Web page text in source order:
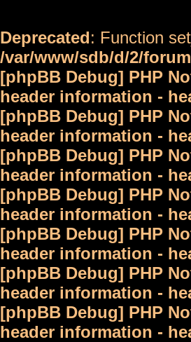
Deprecated: Function
/var/www/sdb/d/2/
[phpBB Debug] PHP
header information -
[phpBB Debug] PHP
header information -
[phpBB Debug] PHP
header information -
[phpBB Debug] PHP
header information -
[phpBB Debug] PHP
header information -
[phpBB Debug] PHP
header information -
[phpBB Debug] PHP
header information -